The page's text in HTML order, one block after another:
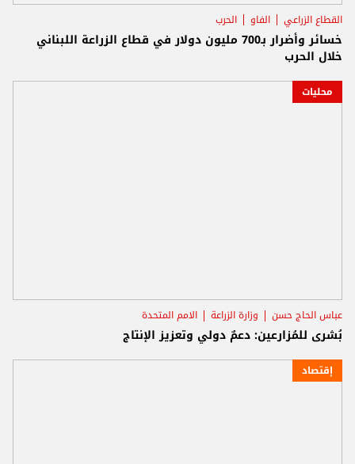
القطاع الزراعي الفاو الحرب
خسائر وأضرار بـ700 مليون دولار في قطاع الزراعة اللبناني
خلال الحرب
محليات
عباس الحاج حسن وزارة الزراعة الامم المتحدة
بُشرى للمُزارعين: دعمٌ دولي وتعزيز الإنتاج
إقتصاد